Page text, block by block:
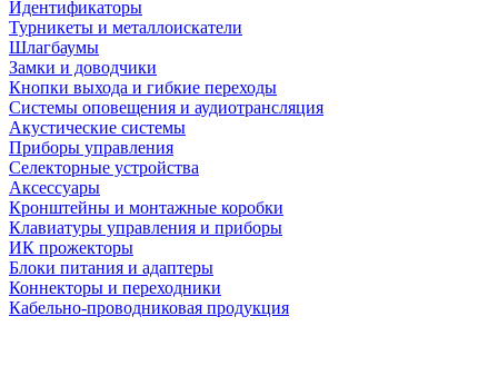
Идентификаторы
Турникеты и металлоискатели
Шлагбаумы
Замки и доводчики
Кнопки выхода и гибкие переходы
Системы оповещения и аудиотрансляция
Акустические системы
Приборы управления
Селекторные устройства
Аксессуары
Кронштейны и монтажные коробки
Клавиатуры управления и приборы
ИК прожекторы
Блоки питания и адаптеры
Коннекторы и переходники
Кабельно-проводниковая продукция